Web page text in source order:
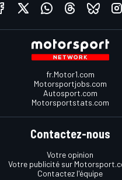
fr.Motor1.com
Motorsportjobs.com
Autosport.com
Motorsportstats.com
Contactez-nous
Votre opinion
Votre publicité sur
Contactez l'équipe